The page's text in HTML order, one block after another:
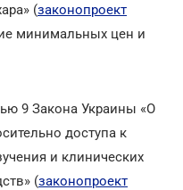
(законопроект
минимальных цен и
9 Закона Украины «О
доступа к
и клинических
(законопроект